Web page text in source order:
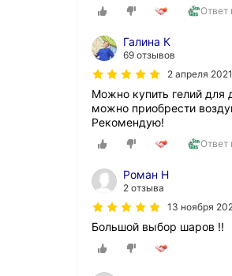
Ответ
Галина К
69 отзывов
2 апреля 2021
Можно купить гелий для
можно приобрести
Рекомендую!
Ответ
Роман Н
2 отзыва
13 ноября
Большой выбор шаров !!